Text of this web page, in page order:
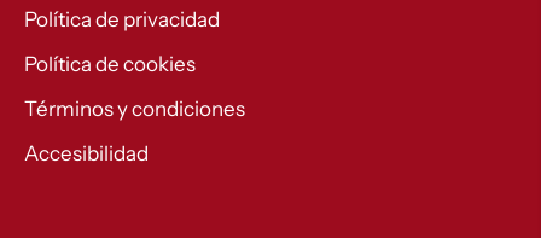
Política de privacidad
Política de cookies
Términos y condiciones
Accesibilidad